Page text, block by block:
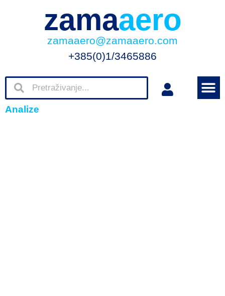
zamaaero
zamaaero@zamaaero.com
+385(0)1/3465886
Analize